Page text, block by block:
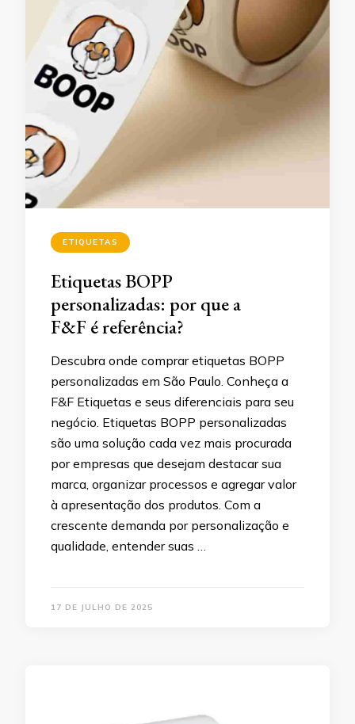
ETIQUETAS
Etiquetas BOPP
personalizadas: por que a
F&F é referência?
Descubra onde comprar etiquetas BOPP
personalizadas em São Paulo. Conheça a
F&F Etiquetas e seus diferenciais para seu
negócio. Etiquetas BOPP personalizadas
são uma solução cada vez mais procurada
por empresas que desejam destacar sua
marca, organizar processos e agregar valor
à apresentação dos produtos. Com a
crescente demanda por personalização e
qualidade, entender suas …
17 DE JULHO DE 2025